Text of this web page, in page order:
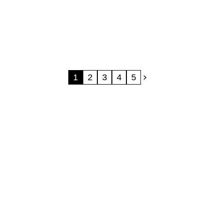
1 2 3 4 5